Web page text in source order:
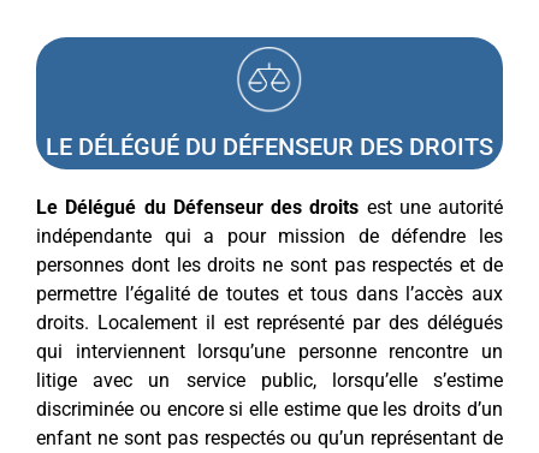
LE DÉLÉGUÉ DU DÉFENSEUR DES DROITS
Le Délégué du Défenseur des droits est une autorité
indépendante qui a pour mission de défendre les
personnes dont les droits ne sont pas respectés et de
permettre l’égalité de toutes et tous dans l’accès aux
droits. Localement il est représenté par des délégués
qui interviennent lorsqu’une personne rencontre un
litige avec un service public, lorsqu’elle s’estime
discriminée ou encore si elle estime que les droits d’un
enfant ne sont pas respectés ou qu’un représentant de